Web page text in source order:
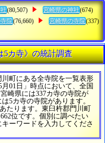
(80,507) 宮崎県の神社(674)
院(76,660) 宮崎県の寺院(337)
5カ寺》の統計調査
町にある全寺院を一覧表形
01日」時点において、全国
崎県には337カ寺の寺院が
5カ寺の寺院があります。
たります。東臼杵郡門川町
位です。個別に調べたい
ーワードを入力してくださ